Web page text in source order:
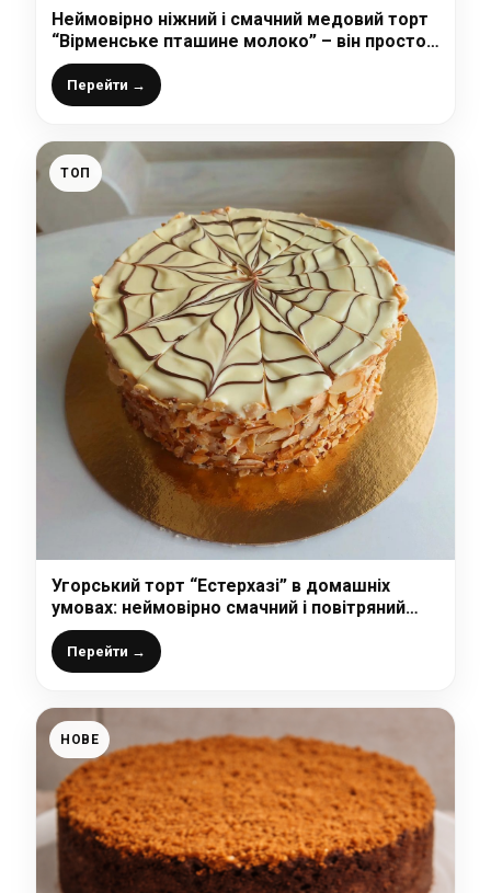
Неймовірно ніжний і смачний медовий торт
“Вірменське пташине молоко” – він просто
тане в роті! Цей тортик ніколи не набридає!
Перейти →
ТОП
Угорський торт “Естерхазі” в домашніх
умовах: неймовірно смачний і повітряний
горіховий торт з ніжним заварним кремом
Перейти →
НОВЕ